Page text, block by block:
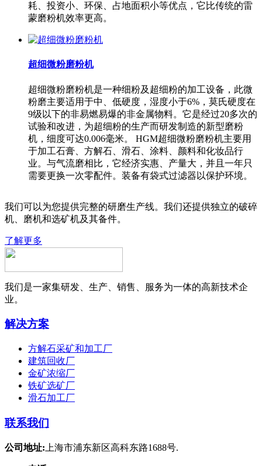
耗、投资小、环保、占地面积小等优点，它比传统的雷
蒙磨粉机效率更高。
超细微粉磨粉机
超细微粉磨粉机是一种细粉及超细粉的加工设备，此微
粉磨主要适用于中、低硬度，湿度小于6%，莫氏硬度在
9级以下的非易燃易爆的非金属物料。它是经过20多次的
试验和改进，为超细粉的生产而研发制造的新型磨粉
机，细度可达0.006毫米。 HGM超细微粉磨粉机主要用
于加工石膏、方解石、滑石、涂料、颜料和化妆品行
业。与气流磨相比，它经济实惠、产量大，并且一年只
需要更换一次零配件。装备有袋式过滤器以保护环境。
我们可以为您提供完整的研磨生产线。我们还提供独立的破碎
机、磨机和选矿机及其备件。
了解更多
我们是一家集研发、生产、销售、服务为一体的高新技术企
业。
解决方案
方解石采矿和加工厂
建筑回收厂
金矿浓缩厂
铁矿选矿厂
滑石加工厂
联系我们
公司地址: 上海市浦东新区高科东路1688号.